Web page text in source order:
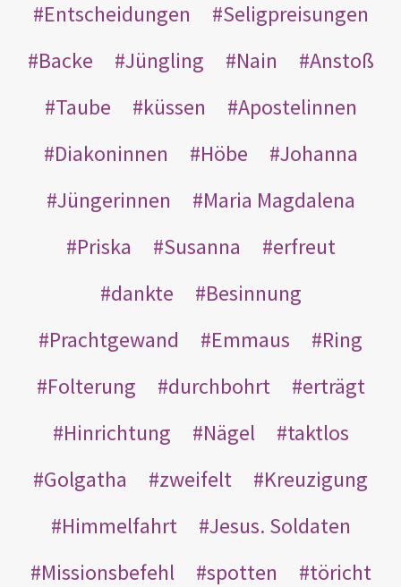
Entscheidungen
Seligpreisungen
Backe
Jüngling Nain
Anstoß
Taube
küssen
Apostelinnen
Diakoninnen
Höbe
Johanna
Jüngerinnen
Maria Magdalena
Priska
Susanna
erfreut
dankte
Besinnung
Prachtgewand
Emmaus
Ring
Folterung
durchbohrt
erträgt
Hinrichtung
Nägel
taktlos
Golgatha
zweifelt
Kreuzigung
Himmelfahrt
Jesus. Soldaten
Missionsbefehl
spotten
töricht